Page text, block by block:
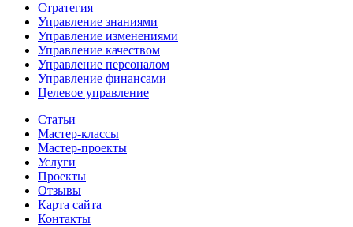
Стратегия
Управление знаниями
Управление изменениями
Управление качеством
Управление персоналом
Управление финансами
Целевое управление
Статьи
Мастер-классы
Мастер-проекты
Услуги
Проекты
Отзывы
Карта сайта
Контакты